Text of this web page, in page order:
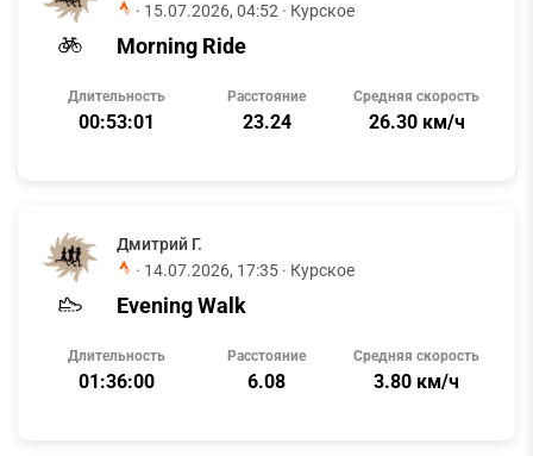
· 15.07.2026, 04:52 · Курское
Morning Ride
Длительность
00:53:01
Расстояние
23.24
Средняя скорость
26.30 км/ч
Дмитрий Г.
· 14.07.2026, 17:35 · Курское
Evening Walk
Длительность
01:36:00
Расстояние
6.08
Средняя скорость
3.80 км/ч